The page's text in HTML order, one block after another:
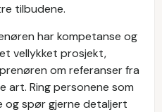
tilbudene.
har kompetanse og
vellykket prosjekt,
om referanser fra
art. Ring personene som
og spør gjerne detaljert